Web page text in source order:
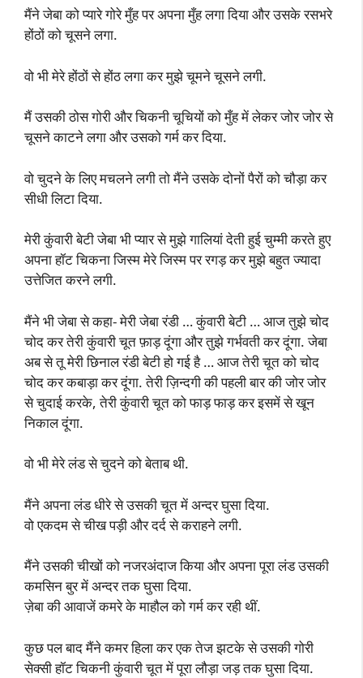
मैंने जेबा को प्यारे गोरे मुँह पर अपना मुँह लगा दिया और उसके रसभरे
होंठों को चूसने लगा.
वो भी मेरे होंठों से होंठ लगा कर मुझे चूमने चूसने लगी.
मैं उसकी ठोस गोरी और चिकनी चूचियों को मुँह में लेकर जोर जोर से
चूसने काटने लगा और उसको गर्म कर दिया.
वो चुदने के लिए मचलने लगी तो मैंने उसके दोनों पैरों को चौड़ा कर
सीधी लिटा दिया.
मेरी कुंवारी बेटी जेबा भी प्यार से मुझे गालियां देती हुई चुम्मी करते हुए
अपना हॉट चिकना जिस्म मेरे जिस्म पर रगड़ कर मुझे बहुत ज्यादा
उत्तेजित करने लगी.
मैंने भी जेबा से कहा- मेरी जेबा रंडी … कुंवारी बेटी … आज तुझे चोद
चोद कर तेरी कुंवारी चूत फ़ाड़ दूंगा और तुझे गर्भवती कर दूंगा. जेबा
अब से तू मेरी छिनाल रंडी बेटी हो गई है … आज तेरी चूत को चोद
चोद कर कबाड़ा कर दूंगा. तेरी ज़िन्दगी की पहली बार की जोर जोर
से चुदाई करके, तेरी कुंवारी चूत को फाड़ फाड़ कर इसमें से खून
निकाल दूंगा.
वो भी मेरे लंड से चुदने को बेताब थी.
मैंने अपना लंड धीरे से उसकी चूत में अन्दर घुसा दिया.
वो एकदम से चीख पड़ी और दर्द से कराहने लगी.
मैंने उसकी चीखों को नजरअंदाज किया और अपना पूरा लंड उसकी
कमसिन बुर में अन्दर तक घुसा दिया.
ज़ेबा की आवाजें कमरे के माहौल को गर्म कर रही थीं.
कुछ पल बाद मैंने कमर हिला कर एक तेज झटके से उसकी गोरी
सेक्सी हॉट चिकनी कुंवारी चूत में पूरा लौड़ा जड़ तक घुसा दिया.